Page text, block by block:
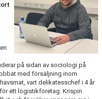
på sidan av sociologi på
med försäljning inom
vart delikatesschef i 4 år
ett logistikföretag. Krispin